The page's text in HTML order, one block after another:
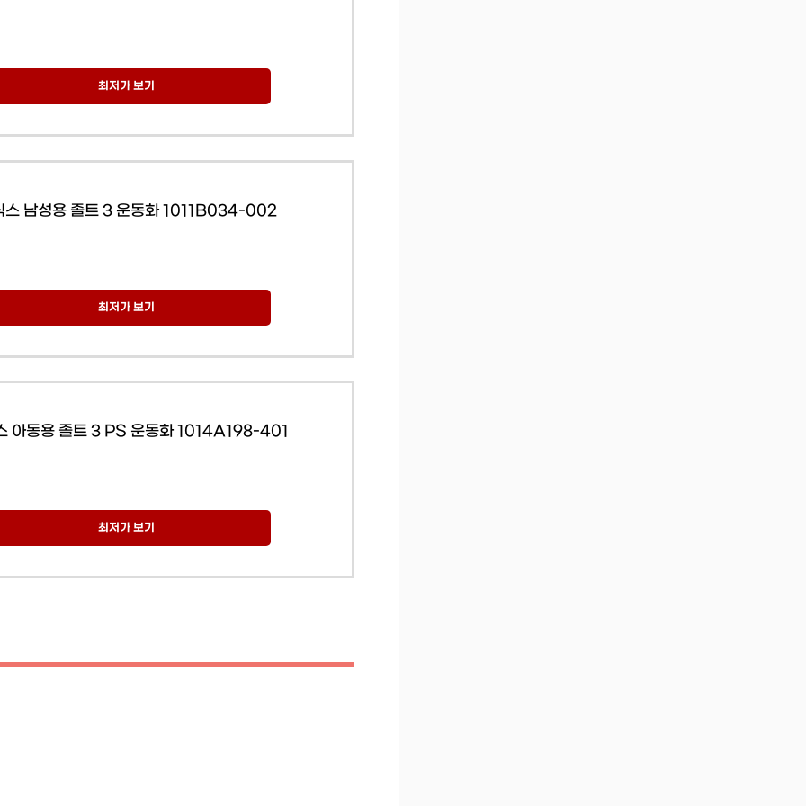
최저가 보기
스 남성용 졸트 3 운동화 1011B034-002
최저가 보기
아동용 졸트 3 PS 운동화 1014A198-401
최저가 보기